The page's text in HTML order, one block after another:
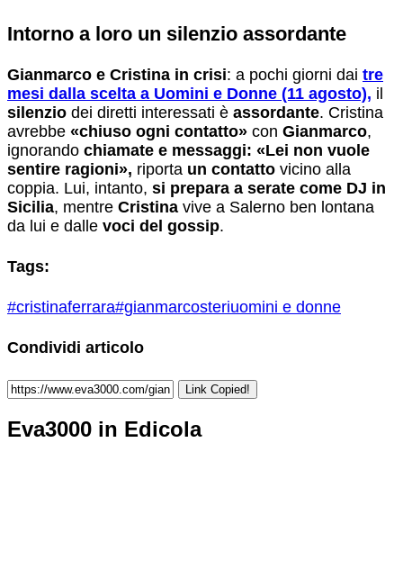
Intorno a loro un silenzio assordante
Gianmarco e Cristina in crisi: a pochi giorni dai tre
mesi dalla scelta a Uomini e Donne (11 agosto), il
silenzio dei diretti interessati è assordante. Cristina
avrebbe «chiuso ogni contatto» con Gianmarco,
ignorando chiamate e messaggi: «Lei non vuole
sentire ragioni», riporta un contatto vicino alla
coppia. Lui, intanto, si prepara a serate come DJ in
Sicilia, mentre Cristina vive a Salerno ben lontana
da lui e dalle voci del gossip.
Tags:
#cristinaferrara#gianmarcosteriuomini e donne
Condividi articolo
Link Copied!
Eva3000 in Edicola